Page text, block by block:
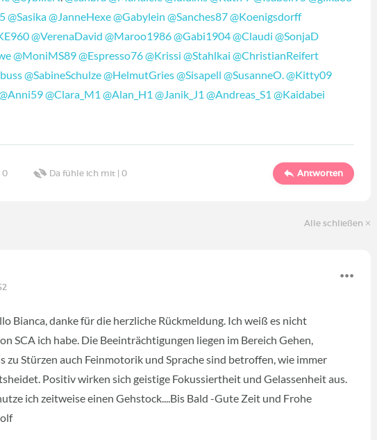
@Sasika@JanneHexe@Gabylein @Sanches87@Koenigsdorff
@VerenaDavid @Maroo1986@Gabi1904@Claudi @SonjaD
@MoniMS89@Espresso76@Krissi @Stahlkai @ChristianReifert
@SabineSchulze@HelmutGries@Sisapell @SusanneO.@Kitty09
@Clara_M1 @Alan_H1 @Janik_J1 @Andreas_S1 @Kaidabei
0 Da fühle ich mit |0 Antworten
Alle schließen
Bianca, danke für die herzliche Rückmeldung. Ich weiß es nicht
SCA ich habe. Die Beeinträchtigungen liegen im Bereich Gehen,
zu Stürzen auch Feinmotorik und Sprache sind betroffen, wie immer
Positiv wirken sich geistige Fokussiertheit und Gelassenheit aus.
ich zeitweise einen Gehstock....Bis Bald -Gute Zeit und Frohe